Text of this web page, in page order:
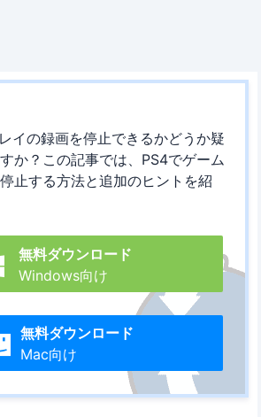
イの録画を停止できるかどうか疑
か？この記事では、PS4でゲーム
止する方法と追加のヒントを紹
無料ダウンロード
Windows向け
無料ダウンロード
Mac向け